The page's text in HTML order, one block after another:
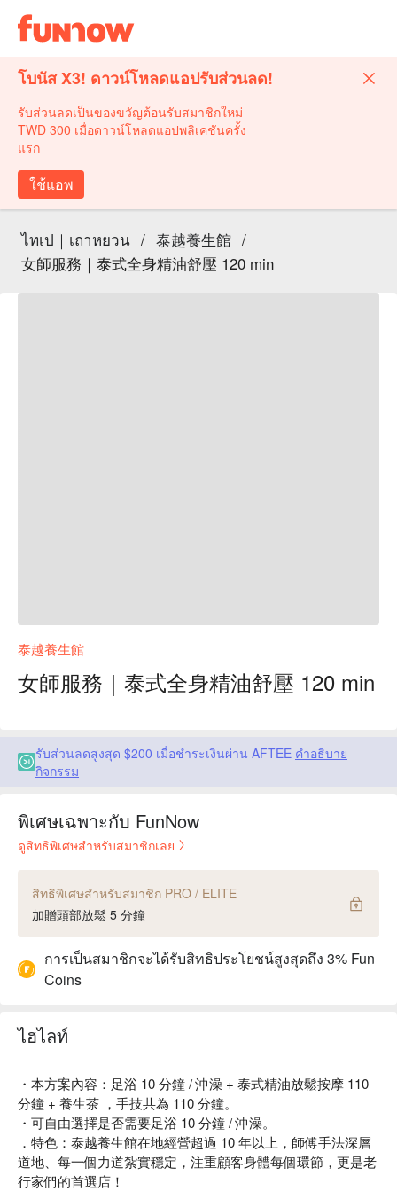
โบนัส X3! ดาวน์โหลดแอปรับส่วนลด!
รับส่วนลดเป็นของขวัญต้อนรับสมาชิกใหม่
TWD 300 เมื่อดาวน์โหลดแอปพลิเคชันครั้ง
แรก
ใช้แอพ
ไทเป｜เถาหยวน / 泰越養生館 /
女師服務｜泰式全身精油舒壓 120 min
泰越養生館
女師服務｜泰式全身精油舒壓 120 min
รับส่วนลดสูงสุด $200 เมื่อชำระเงินผ่าน AFTEE คำอธิบาย
กิจกรรม
พิเศษเฉพาะกับ FunNow
ดูสิทธิพิเศษสำหรับสมาชิกเลย
สิทธิพิเศษสำหรับสมาชิก PRO / ELITE
加贈頭部放鬆 5 分鐘
การเป็นสมาชิกจะได้รับสิทธิประโยชน์สูงสุดถึง 3% Fun
Coins
ไฮไลท์
・本方案內容：足浴 10 分鐘 / 沖澡 + 泰式精油放鬆按摩 110
分鐘 + 養生茶 ，手技共為 110 分鐘。
・可自由選擇是否需要足浴 10 分鐘 / 沖澡。
．特色：泰越養生館在地經營超過 10 年以上，師傅手法深層
道地、每一個力道紮實穩定，注重顧客身體每個環節，更是老
行家們的首選店！